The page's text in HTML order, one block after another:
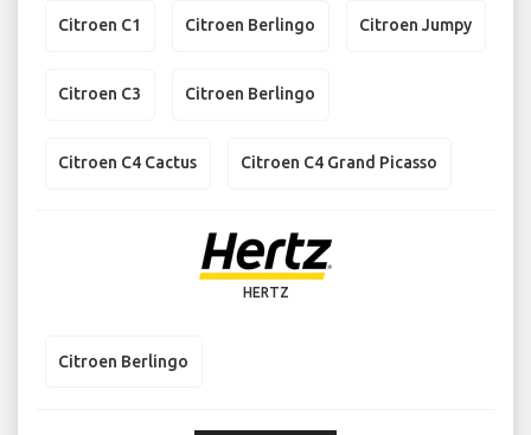
Citroen C1 Citroen Berlingo Citroen Jumpy
Citroen C3 Citroen Berlingo
Citroen C4 Cactus Citroen C4 Grand Picasso
HERTZ
Citroen Berlingo